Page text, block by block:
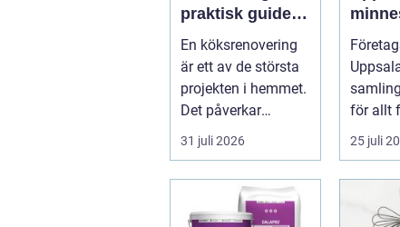
praktisk guide
till ett smartare
kök
En köksrenovering
är ett av de största
projekten i hemmet.
Det påverkar
vardage...
31 juli 2026
möten
team
för allt
after
25 juli